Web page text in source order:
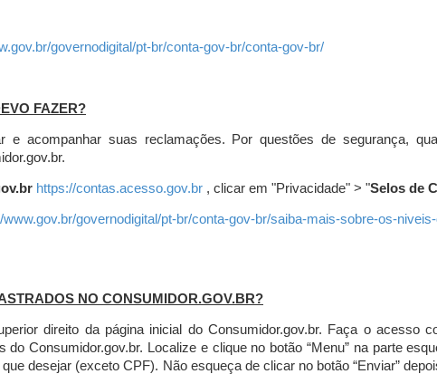
governodigital/pt-br/conta-gov-br/conta-gov-br/
FAZER?
acompanhar suas reclamações. Por questões de segurança,
https://contas.acesso.gov.br , clicar em "Privacidade" > "Selos de
www.gov.br/governodigital/pt-br/conta-gov-br/saiba-mais-sobre-os-
NO CONSUMIDOR.GOV.BR?
direito da página inicial do Consumidor.gov.br. Faça o acesso
do Consumidor.gov.br. Localize e clique no botão “Menu” na parte
desejar (exceto CPF). Não esqueça de clicar no botão “Enviar”